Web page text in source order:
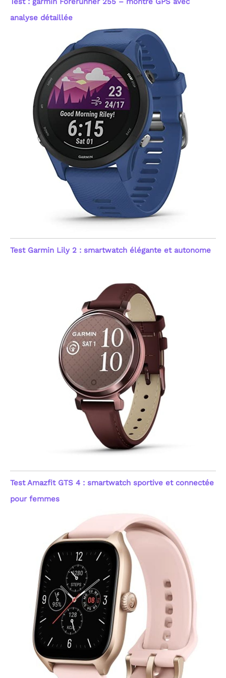
performances. C'est
l'application dédiée, qui
transforme vos efforts en
graphiques clairs. Que
vous soyez athlète ou
amateur, cette montre
intelligente booste votre
motivation pour une
amélioration constante.
[Santé 24/7 : Capteur
Optique Haute
Performance] Priorisez
votre bien-être avec
notre capteur optique
avancé de nouvelle
génération. Cette montre
connectée femme et
homme assure un suivi
continu 24h/24 de votre
fréquence cardiaque et
du taux d'oxygène dans le
sang (SpO2). Le système
émet une alerte
d'anomalie du rythme
cardiaque, offrant une
de vos activités sur votre
forme. Note : Ce produit
n'est pas un dispositif
médical ; les données
sont fournies à titre
indicatif pour le suivi du
fitness et du bien-être
général, visant une
gestion simplifiée de
votre capital santé au
quotidien.
Stress & Suivi du Cycle
Féminin] Optimisez votre
repos avec une analyse
détaillée des phases de
sommeil : profond, léger,
REM (mouvements
oculaires rapides) et
moments d'éveil. Cette
connectée innove
également avec un
enregistrement de
Moyen, Élevé). Ces
indicateurs, couplés au
suivi du cycle menstruel,
offrent une vision globale
de votre état physique et
émotionnel. Profitez
d'exercices de respiration
guidés pour retrouver la
sérénité. Cette montre
intelligente vous aide à
reprendre le contrôle sur
votre santé au quotidien
avec une précision et une
discrétion totales.
[Batterie 500mAh &
Étanchéité 1ATM Robuste]
Dites adieu à l'anxiété
analyse détaillée
Test Garmin Lily 2 : smartwatch élégante et autonome
Test Amazfit GTS 4 : smartwatch sportive et connectée
pour femmes